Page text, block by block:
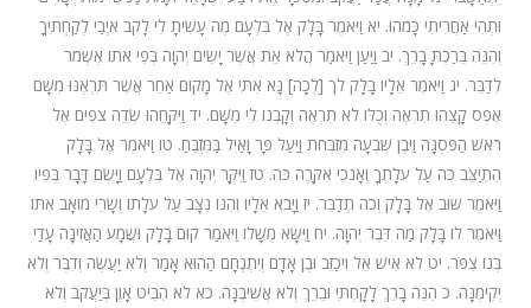
וּתְהִי אַחֲרִיתִי כָּמֹהוּ. יא וַיֹּאמֶר בָּלָק אֶל בִּלְעָם מֶה עָשִׂיתָ לִי לָקֹב אֹיְבַי לְקַחְתִּיךָ
וְהִנֵּה בֵּרַכְתָּ בָרֵךְ. יב וַיַּעַן וַיֹּאמַר הֲלֹא אֵת אֲשֶׁר יָשִׂים יְהוָה בְּפִי אֹתוֹ אֶשְׁמֹר
לְדַבֵּר. יג וַיֹּאמֶר אֵלָיו בָּלָק לך [לְכָה] נָּא אִתִּי אֶל מָקוֹם אַחֵר אֲשֶׁר תִּרְאֶנּוּ מִשָּׁם
אֶפֶס קָצֵהוּ תִרְאֶה וְכֻלּוֹ לֹא תִרְאֶה וְקָבְנוֹ לִי מִשָּׁם. יד וַיִּקָּחֵהוּ שְׂדֵה צֹפִים אֶל
רֹאשׁ הַפִּסְגָּה וַיִּבֶן שִׁבְעָה מִזְבְּחֹת וַיַּעַל פָּר וָאַיִל בַּמִּזְבֵּחַ. טו וַיֹּאמֶר אֶל בָּלָק
הִתְיַצֵּב כֹּה עַל עֹלָתֶךָ וְאָנֹכִי אִקָּרֶה כֹּה. טז וַיִּקָּר יְהוָה אֶל בִּלְעָם וַיָּשֶׂם דָּבָר בְּפִיו
וַיֹּאמֶר שׁוּב אֶל בָּלָק וְכֹה תְדַבֵּר. יז וַיָּבֹא אֵלָיו וְהִנּוֹ נִצָּב עַל עֹלָתוֹ וְשָׂרֵי מוֹאָב אִתּוֹ
וַיֹּאמֶר לוֹ בָּלָק מַה דִּבֶּר יְהוָה. יח וַיִּשָּׂא מְשָׁלוֹ וַיֹּאמַר קוּם בָּלָק וּשֲׁמָע הַאֲזִינָה עָדַי
בְּנוֹ צִפֹּר. יט לֹא אִישׁ אֵל וִיכַזֵּב וּבֶן אָדָם וְיִתְנֶחָם הַהוּא אָמַר וְלֹא יַעֲשֶׂה וְדִבֶּר וְלֹא
יְקִימֶנָּה. כ הִנֵּה בָרֵךְ לָקָחְתִּי וּבֵרֵךְ וְלֹא אֲשִׁיבֶנָּה. כא לֹא הִבִּיט אָוֶן בְּיַעֲקֹב וְלֹא